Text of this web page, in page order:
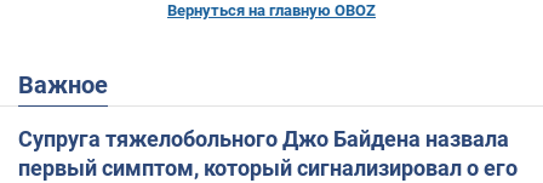
Вернуться на главную OBOZ
Важное
Супруга тяжелобольного Джо Байдена назвала
первый симптом, который сигнализировал о его